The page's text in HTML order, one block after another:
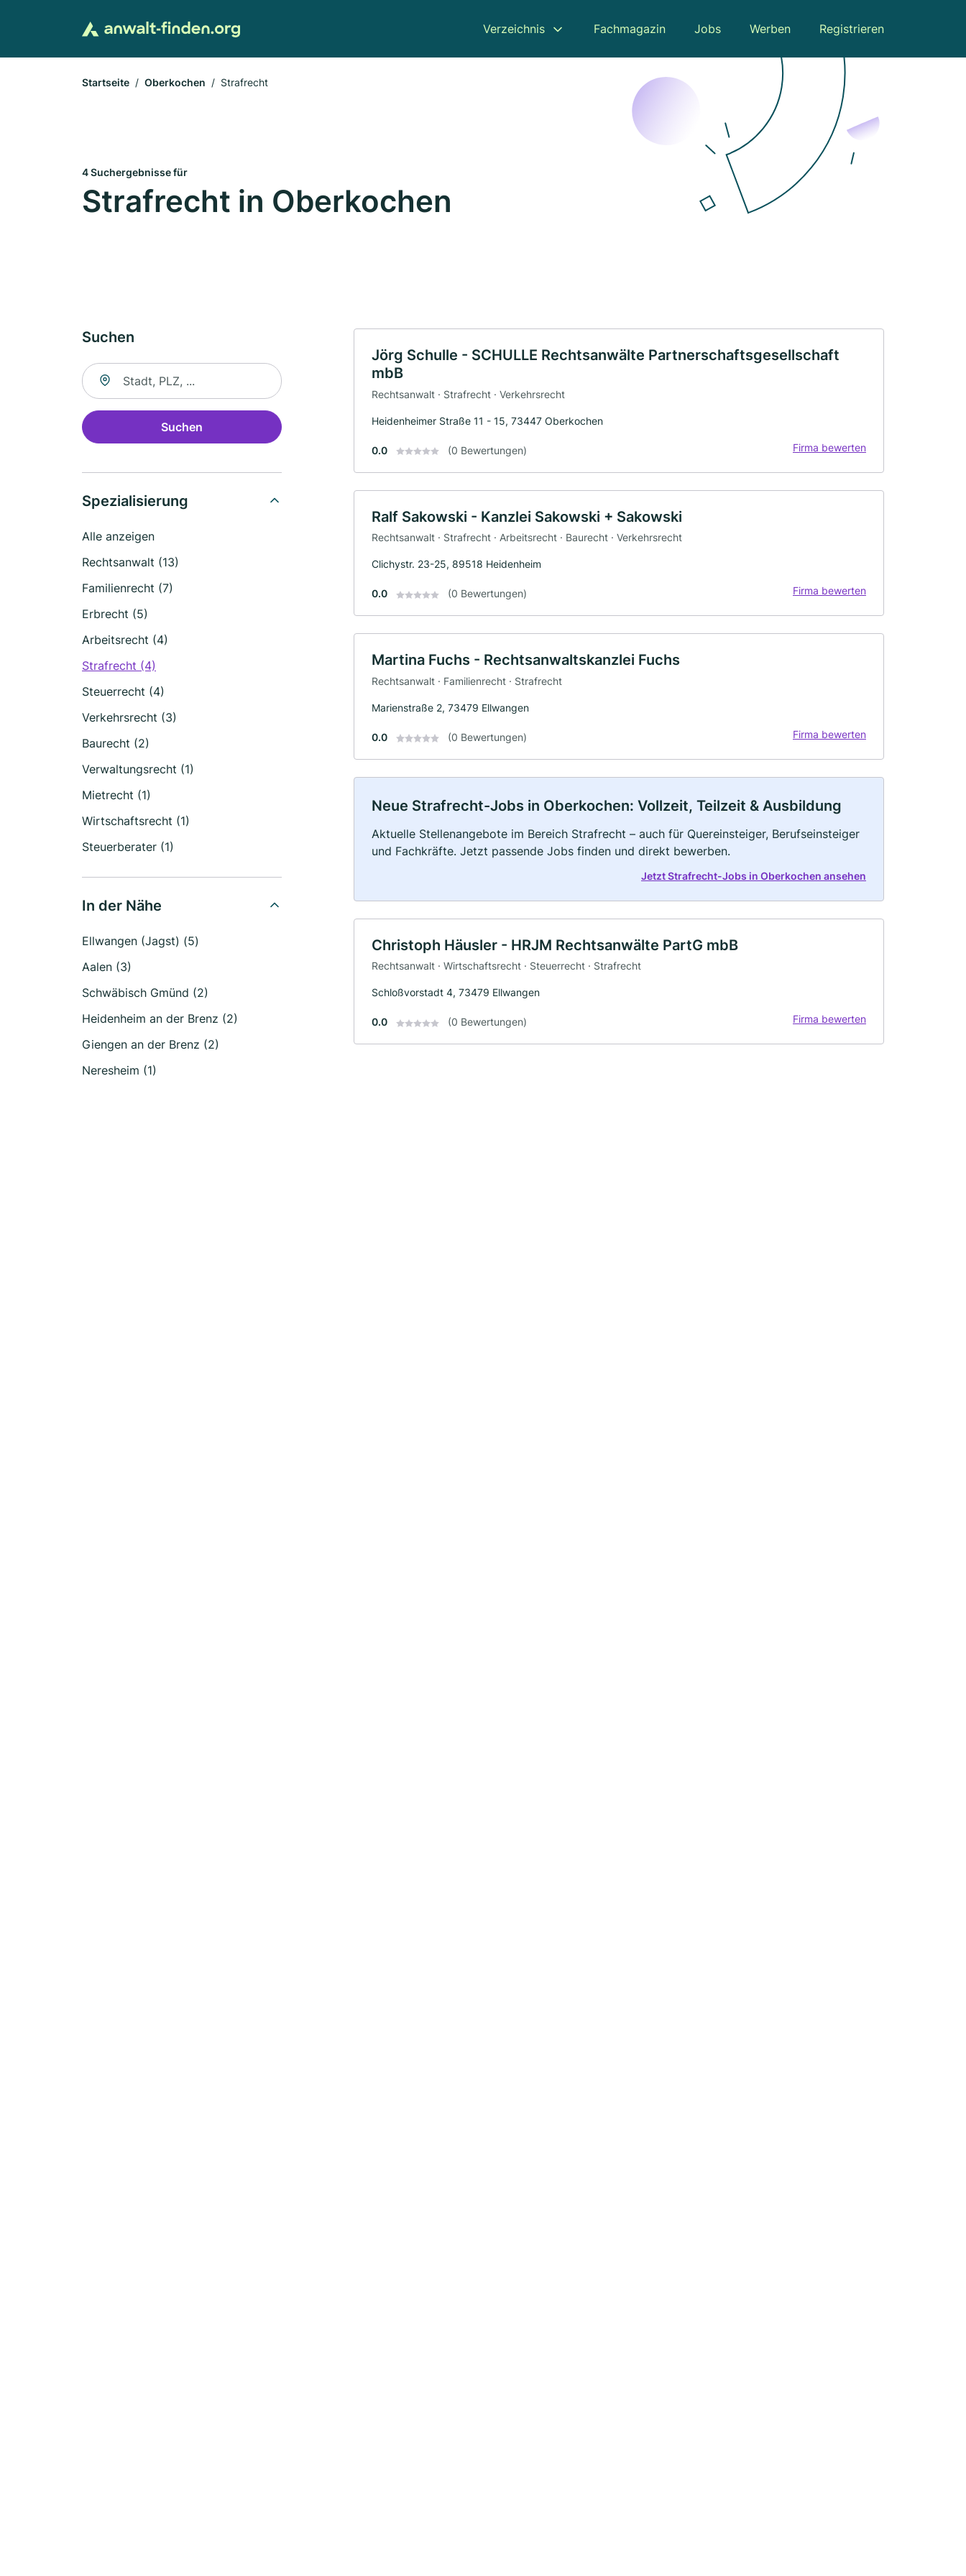
Verzeichnis Fachmagazin Jobs Werben Registrieren
Startseite Oberkochen Strafrecht
4 Suchergebnisse für
Strafrecht in Oberkochen
Suchen
Suche nach Ort
Suchen
Spezialisierung
Alle anzeigen
Rechtsanwalt (13)
Familienrecht (7)
Erbrecht (5)
Arbeitsrecht (4)
Strafrecht (4)
Steuerrecht (4)
Verkehrsrecht (3)
Baurecht (2)
Verwaltungsrecht (1)
Mietrecht (1)
Wirtschaftsrecht (1)
Steuerberater (1)
In der Nähe
Ellwangen (Jagst) (5)
Aalen (3)
Schwäbisch Gmünd (2)
Heidenheim an der Brenz (2)
Giengen an der Brenz (2)
Neresheim (1)
Jörg Schulle - SCHULLE Rechtsanwälte Partnerschaftsgesellschaft
mbB
Rechtsanwalt · Strafrecht · Verkehrsrecht
Heidenheimer Straße 11 - 15, 73447 Oberkochen
0.0 (0 Bewertungen) Firma bewerten
Ralf Sakowski - Kanzlei Sakowski + Sakowski
Rechtsanwalt · Strafrecht · Arbeitsrecht · Baurecht · Verkehrsrecht
Clichystr. 23-25, 89518 Heidenheim
0.0 (0 Bewertungen) Firma bewerten
Martina Fuchs - Rechtsanwaltskanzlei Fuchs
Rechtsanwalt · Familienrecht · Strafrecht
Marienstraße 2, 73479 Ellwangen
0.0 (0 Bewertungen) Firma bewerten
Neue Strafrecht-Jobs in Oberkochen: Vollzeit, Teilzeit & Ausbildung
Aktuelle Stellenangebote im Bereich Strafrecht – auch für Quereinsteiger, Berufseinsteiger
und Fachkräfte. Jetzt passende Jobs finden und direkt bewerben.
Jetzt Strafrecht-Jobs in Oberkochen ansehen
Christoph Häusler - HRJM Rechtsanwälte PartG mbB
Rechtsanwalt · Wirtschaftsrecht · Steuerrecht · Strafrecht
Schloßvorstadt 4, 73479 Ellwangen
0.0 (0 Bewertungen) Firma bewerten